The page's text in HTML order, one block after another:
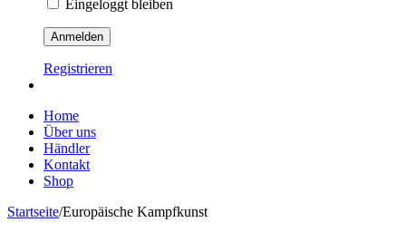
Eingeloggt bleiben
Registrieren
Home
Über uns
Händler
Kontakt
Shop
Startseite/Europäische Kampfkunst